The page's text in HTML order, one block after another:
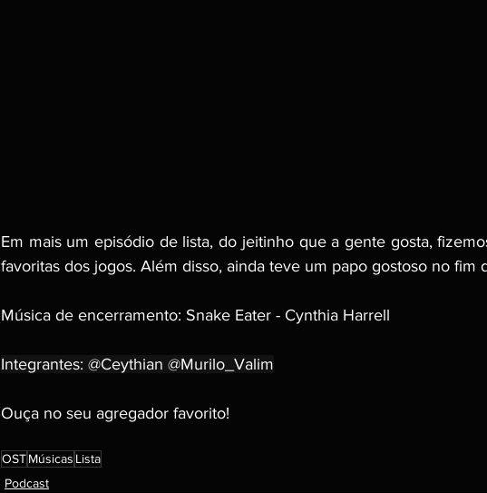
Em mais um episódio de lista, do jeitinho que a gente gosta,
favoritas dos jogos. Além disso, ainda teve um papo gostoso no fim
Música de encerramento: Snake Eater - Cynthia Harrell
Integrantes: @Ceythian @Murilo_Valim
Ouça no seu agregador favorito!
OSTMúsicas Lista
Podcast